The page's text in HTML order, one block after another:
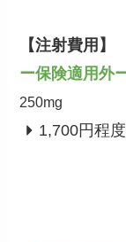
【注射費用】
ー保険適用外
250mg
1,700円程度